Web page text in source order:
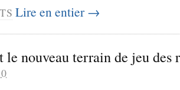
Lire en entier →
le nouveau terrain de jeu des